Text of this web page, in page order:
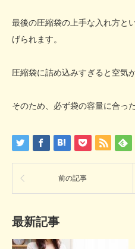
最後の圧縮袋の上手な入れ方と
げられます。
圧縮袋に詰め込みすぎると空気
そのため、必ず袋の容量に合っ
前の記事
最新記事